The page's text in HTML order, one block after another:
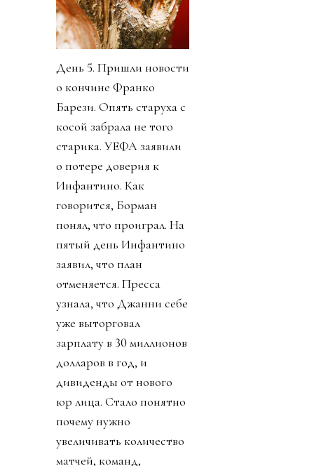
День 5. Пришли новости
о кончине Франко
Барези. Опять старуха с
косой забрала не того
старика. УЕФА заявили
о потере доверия к
Инфантино. Как
говорится, Борман
понял, что проиграл. На
пятый день Инфантино
заявил, что план
отменяется. Пресса
узнала, что Джанни себе
уже выторговал
зарплату в 30 миллионов
долларов в год, и
дивиденды от нового
юр лица. Стало понятно
почему нужно
увеличивать количество
матчей, команд,